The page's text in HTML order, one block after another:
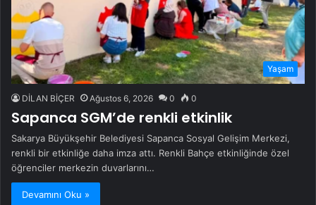
Yaşam
DİLAN BİÇER Ağustos 6, 2026 0 0
Sapanca SGM’de renkli etkinlik
Sakarya Büyükşehir Belediyesi Sapanca Sosyal Gelişim Merkezi,
renkli bir etkinliğe daha imza attı. Renkli Bahçe etkinliğinde özel
öğrenciler merkezin duvarlarını…
Devamını Oku »